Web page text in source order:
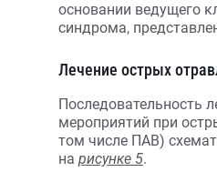
основании ведущего
синдрома,
Лечение острых
Последовательность
мероприятий при
том числе ПАВ)
на рисунке 5.